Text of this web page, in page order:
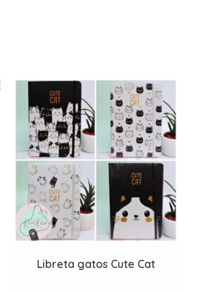
Libreta gatos Cute Cat